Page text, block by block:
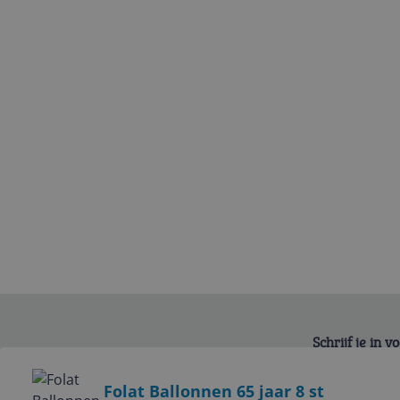
Folat Ballonnen 65 jaar 8 st
Schrijf je in